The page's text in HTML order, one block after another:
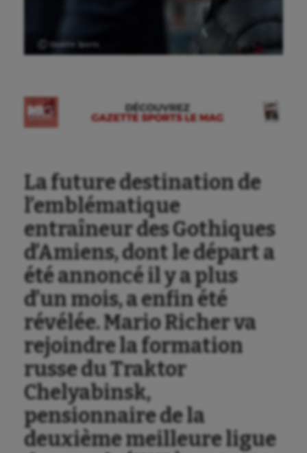
Aéronautique
Athlétisme
Auto
Aviron
Balle à la main
Ballon au poing
Baseball
Billard
Ⓒ Gazette Sports
La future destination de
l’emblématique
entraîneur des Gothiques
d’Amiens, dont le départ a
été annoncé il y a plus
d’un mois, a enfin été
révélée. Mario Richer va
rejoindre la formation
russe du Traktor
Chelyabinsk,
pensionnaire de la
deuxième meilleure ligue